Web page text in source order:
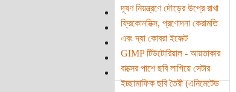
দূষণ নিয়ন্ত্রণে দৌড়ের উপ্রে রাখা
ফ্রিকোনমিক্স, প্রণোদনা কেরামতি
এবং দ্যা কোবরা ইফেক্ট
GIMP টিউটোরিয়াল - আয়তাকার
বাক্সের পাশে ছবি লাগিয়ে সেটার
ইচ্ছামাফিক ছবি তৈরী (এনিমেটেড